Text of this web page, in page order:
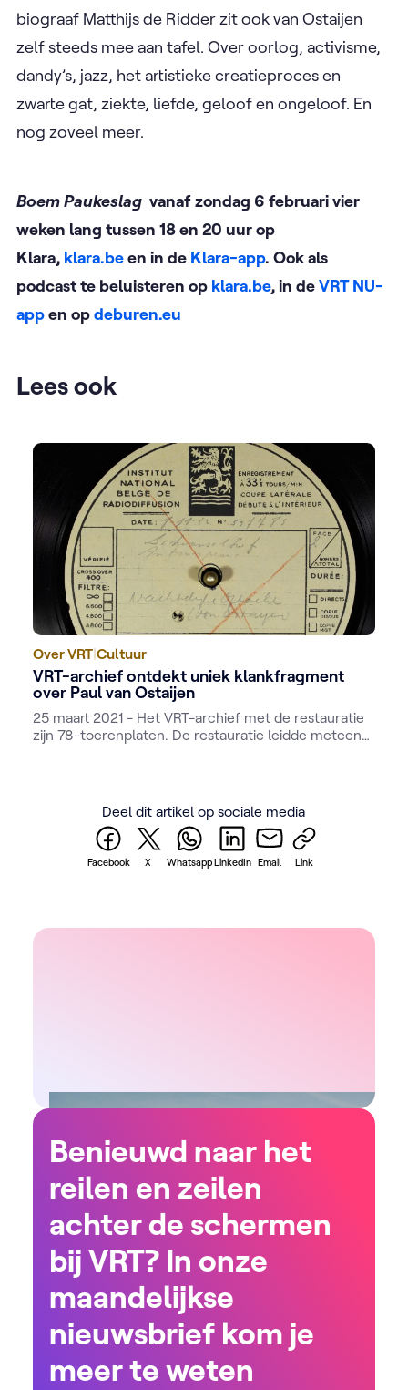
biograaf Matthijs de Ridder zit ook van Ostaijen
zelf steeds mee aan tafel. Over oorlog, activisme,
dandy’s, jazz, het artistieke creatieproces en
zwarte gat, ziekte, liefde, geloof en ongeloof. En
nog zoveel meer.
Boem Paukeslag vanaf zondag 6 februari vier
weken lang tussen 18 en 20 uur op
Klara, klara.been in de Klara-app. Ook als
podcast te beluisteren op klara.be, in deVRT NU-
appen opdeburen.eu
Lees ook
Over VRT|Cultuur
VRT-archief ontdekt uniek klankfragment
over Paul van Ostaijen
25 maart 2021 - Het VRT-archief met de restauratie
zijn 78-toerenplaten. De restauratie leidde meteen
Deel dit artikel op sociale media
Facebook X WhatsappLinkedIn Email Link
Benieuwd naar het
reilen en zeilen
achter de schermen
bij VRT? In onze
maandelijkse
nieuwsbrief kom je
meer te weten